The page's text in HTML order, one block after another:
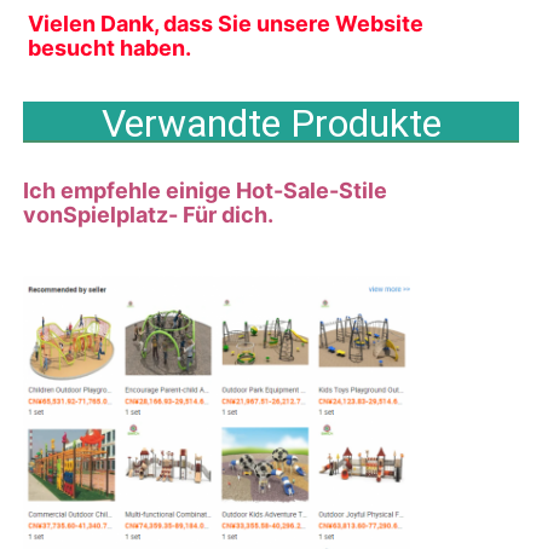
Vielen Dank, dass Sie unsere Website
besucht haben.
Verwandte Produkte
Ich empfehle einige Hot-Sale-Stile
vonSpielplatz- Für dich.